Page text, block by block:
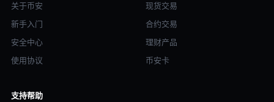
关于币安
新手入门
安全中心
使用协议
现货交易
合约交易
理财产品
币安卡
支持帮助